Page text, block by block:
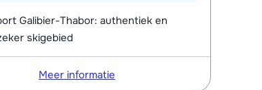
Galibier-Thabor: authentiek en
skigebied
Meer informatie